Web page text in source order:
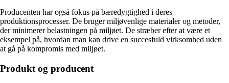
Producenten har også fokus på bæredygtighed i deres
produktionsprocesser. De bruger miljøvenlige materialer og metoder,
der minimerer belastningen på miljøet. De stræber efter at være et
eksempel på, hvordan man kan drive en succesfuld virksomhed uden
at gå på kompromis med miljøet.
Produkt og producent